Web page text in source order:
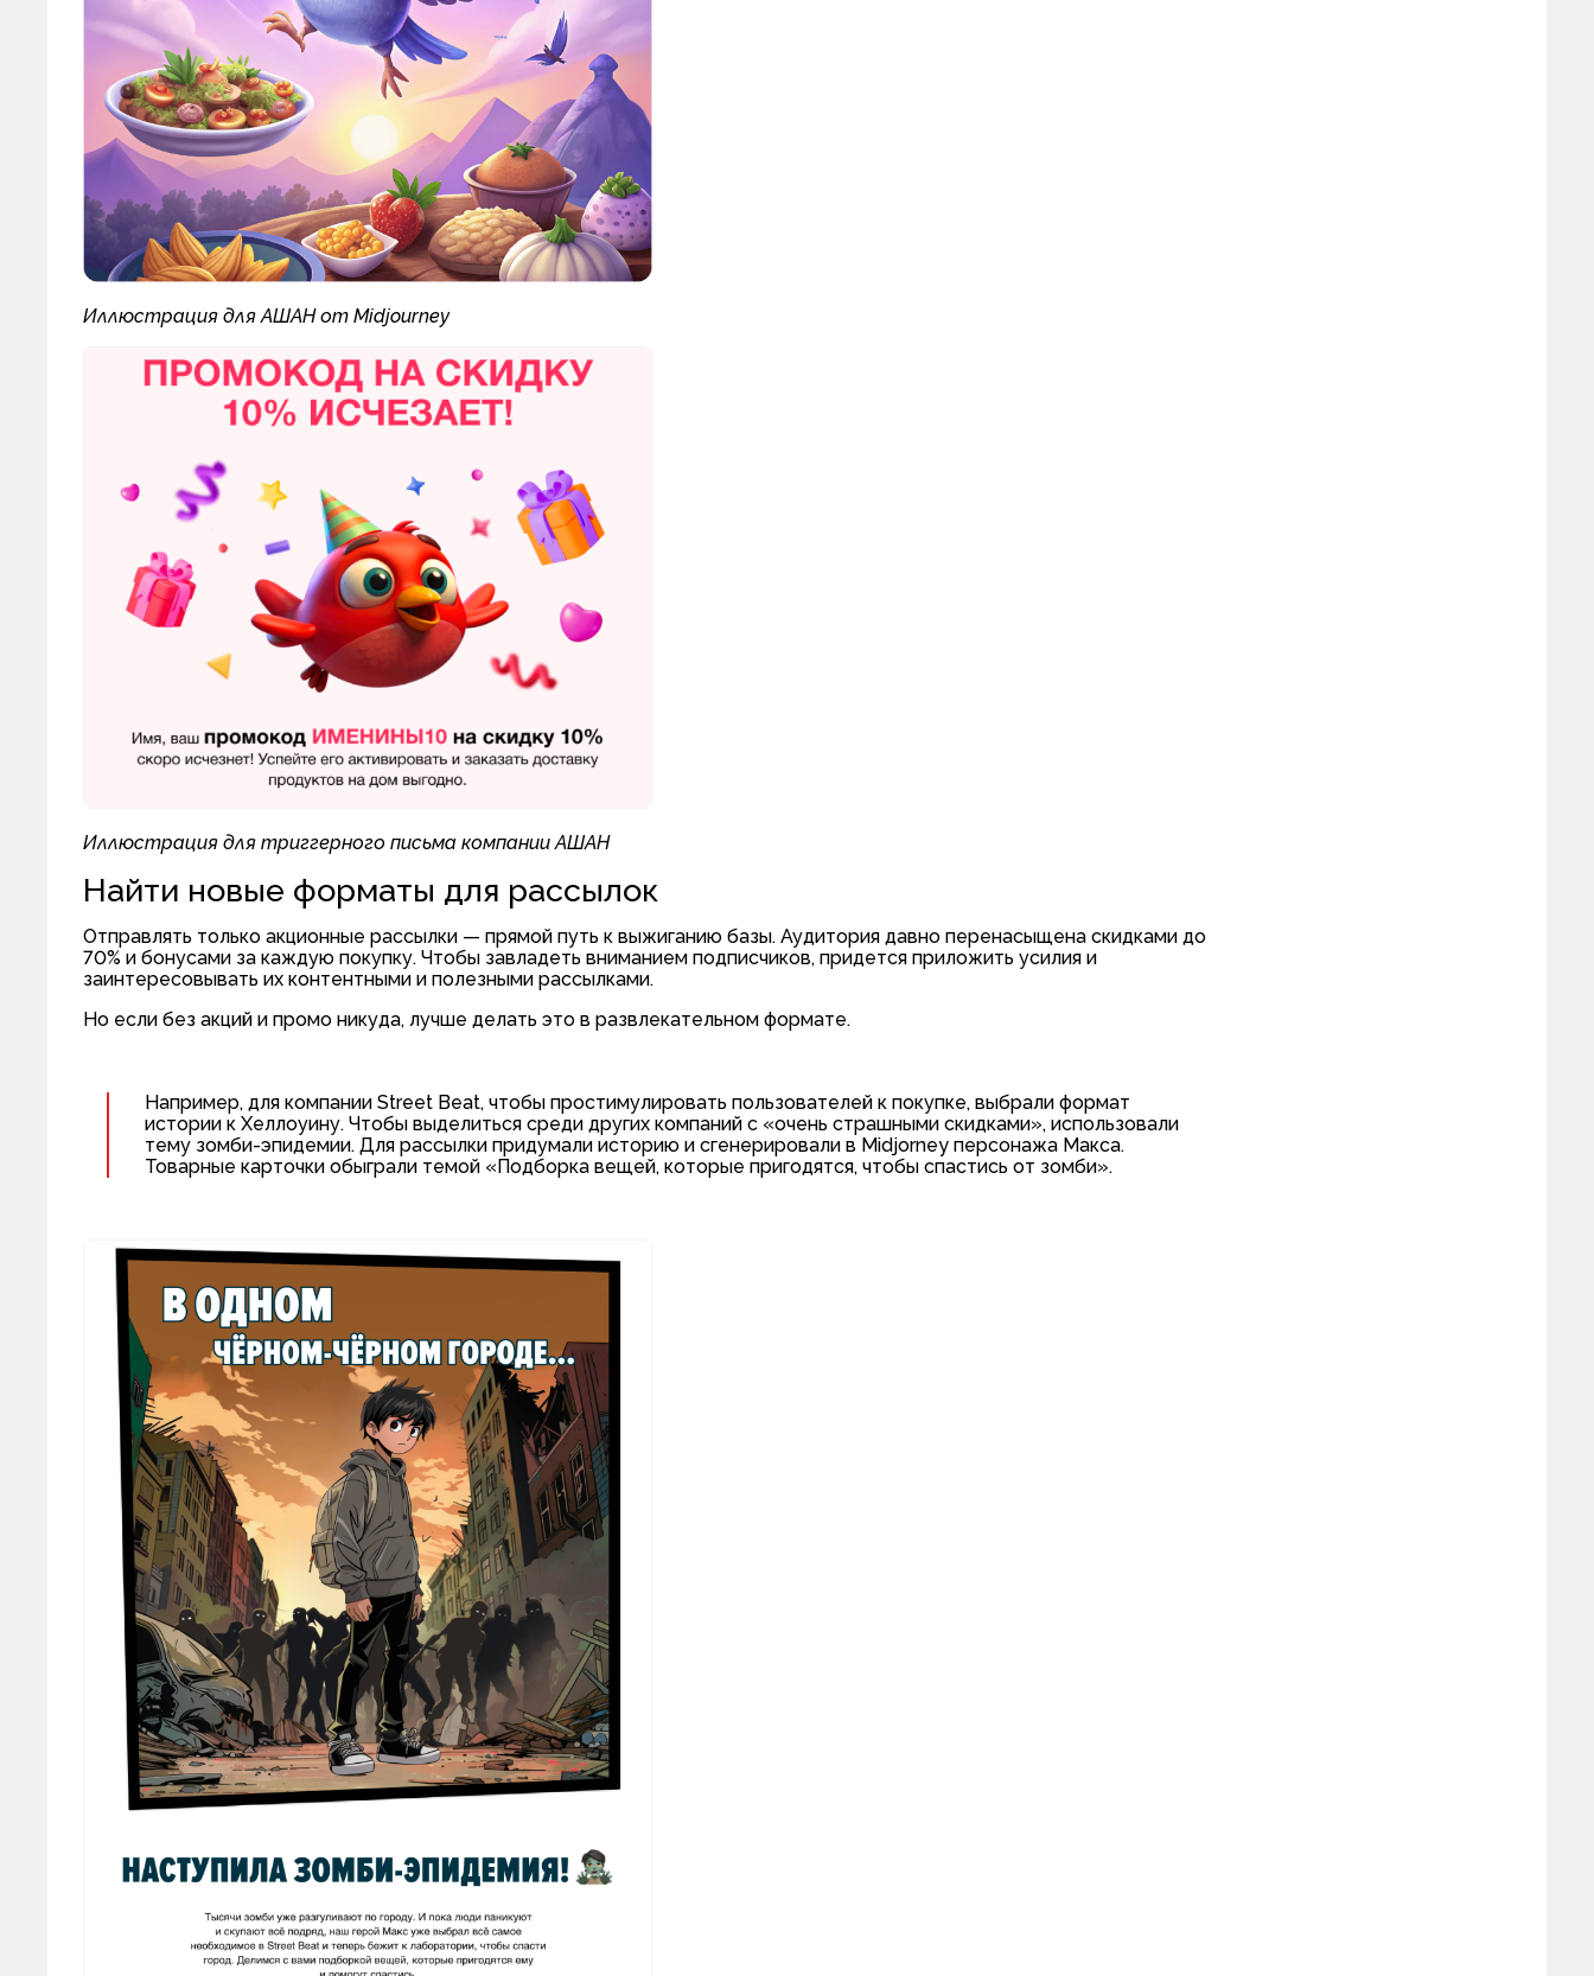
Иллюстрация для АШАН от Midjourney
Иллюстрация для триггерного письма компании АШАН
Найти новые форматы для рассылок
Отправлять только акционные рассылки — прямой путь к выжиганию базы. Аудитория давно перенасыщена скидками до
70% и бонусами за каждую покупку. Чтобы завладеть вниманием подписчиков, придется приложить усилия и
заинтересовывать их контентными и полезными рассылками.
Но если без акций и промо никуда, лучше делать это в развлекательном формате.
Например, для компании Street Beat, чтобы простимулировать пользователей к покупке, выбрали формат
истории к Хеллоуину. Чтобы выделиться среди других компаний с «очень страшными скидками», использовали
тему зомби-эпидемии. Для рассылки придумали историю и сгенерировали в Midjorney персонажа Макса.
Товарные карточки обыграли темой «Подборка вещей, которые пригодятся, чтобы спастись от зомби».